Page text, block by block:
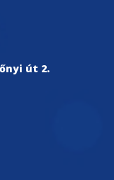
azonban...
vízilabda
út 2.